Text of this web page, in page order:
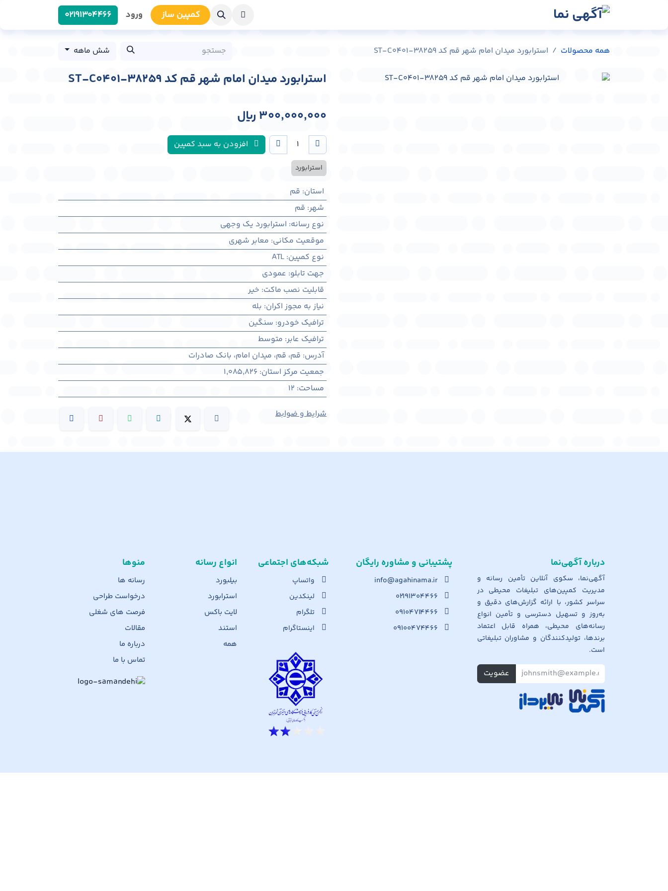
کمپین سا​​ز ورود 0219​1304466
همه محصولات استرابورد میدان امام شهر قم کد ST-C0401-38259 شش ماهه
استرابورد میدان امام شهر قم کد ST-C0401-38259
300,000,000 ﷼
افزودن به سبد کمپین
استرابورد
استان: قم
شهر: قم
نوع رسانه: استرابورد یک وجهی
موقعیت مکانی: معابر شهری
نوع کمپین:
ATL
جهت تابلو: عمودی
قابلیت نصب ماکت: خیر
نیاز به مجوز اکران: بله
ترافیک خودرو: سنگین
ترافیک عابر: متوسط
آدرس: قم، قم، میدان امام، بانک صادرات
جمعیت مرکز استان:
1,085,826
مساحت:
12
شرایط و ضوابط
منوها
رسانه ها
درخواست طراحی
فرصت های شغلی
مقالات
درباره ما
تماس با ما
انواع رسانه
بیلبورد
استرابورد
لایت باکس
استند
همه
شبکه‌های اجت​ماعی
واتساپ
لینکدین
تلگرام
اینستاگرام
پشتیبانی و مشاوره رایگان
info@agahinama.ir
۰۲۱۹۱۳۰۴۴۶۶
۰۹۱۰۴۷۱۴۴۶۶
۰۹۱۰۰۴۷۴۴۶۶
درباره آگهی‌نما
آگهی‌نما، سکوی آنلاین تأمین رسانه و
مدیریت کمپین‌های تبلیغات محیطی در
سراسر کشور، با ارائه گزارش‌های دقیق و
به‌روز و تسهیل دسترسی و تأمین انواع
رسانه‌های محیطی، همراه قابل اعتماد
برندها، تولیدکنندگان و مشاوران تبلیغاتی
است.
عضویت